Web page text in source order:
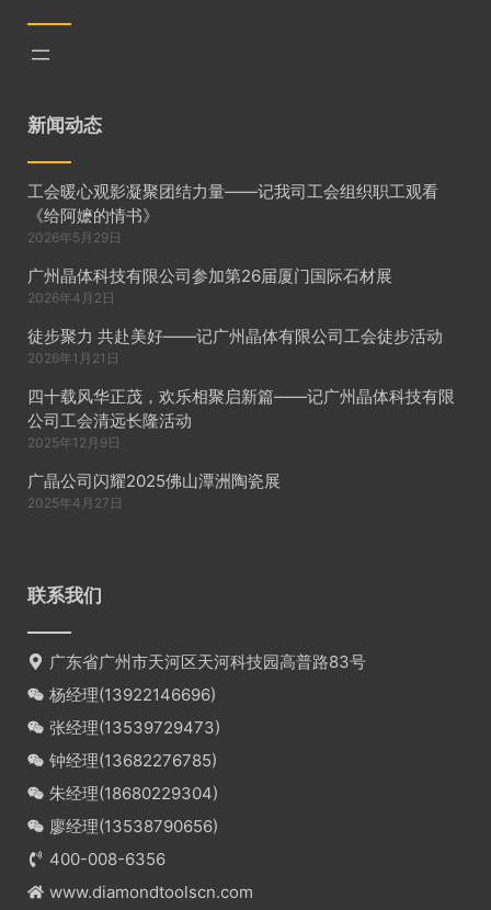
新闻动态
工会暖心观影凝聚团结力量——记我司工会组织职工观看
《给阿嬷的情书》
2026年5月29日
广州晶体科技有限公司参加第26届厦门国际石材展
2026年4月2日
徒步聚力 共赴美好——记广州晶体有限公司工会徒步活动
2026年1月21日
四十载风华正茂，欢乐相聚启新篇——记广州晶体科技有限
公司工会清远长隆活动
2025年12月9日
广晶公司闪耀2025佛山潭洲陶瓷展
2025年4月27日
联系我们
广东省广州市天河区天河科技园高普路83号
杨经理(13922146696)
张经理(13539729473)
钟经理(13682276785)
朱经理(18680229304)
廖经理(13538790656)
400-008-6356
www.diamondtoolscn.com